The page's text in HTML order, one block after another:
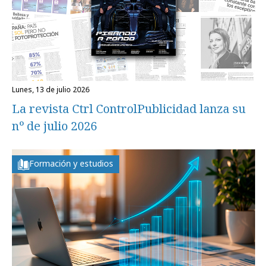
lunes, 13 de julio 2026
La revista Ctrl ControlPublicidad lanza su
nº de julio 2026
Formación y estudios